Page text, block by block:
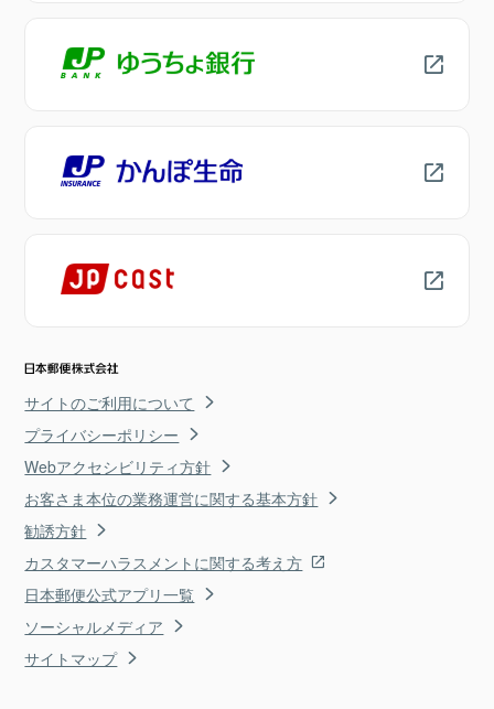
サイトのご利用について
プライバシーポリシー
Webアクセシビリティ方針
お客さま本位の業務運営に関する基本方針
勧誘方針
カスタマーハラスメントに関する考え方
日本郵便公式アプリ一覧
ソーシャルメディア
サイトマップ